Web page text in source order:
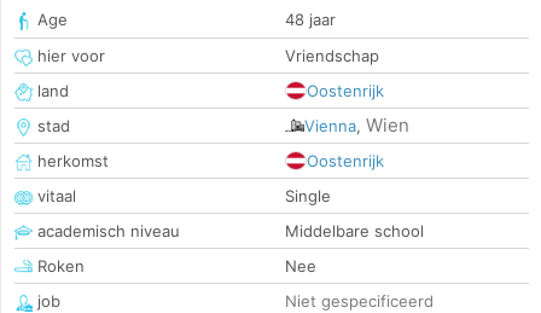
Age
48 jaar
hier voor
Vriendschap
land
Oostenrijk
stad
Vienna, Wien
herkomst
Oostenrijk
vitaal
Single
academisch niveau
Middelbare school
Roken
Nee
job
Niet gespecificeerd